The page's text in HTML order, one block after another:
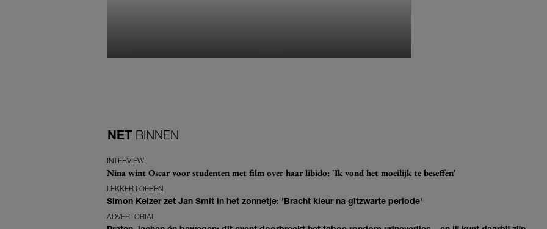
NET BINNEN
INTERVIEW
Nina wint Oscar voor studenten met film over haar libido: 'Ik vond het moeilijk te beseffen'
LEKKER LOEREN
Simon Keizer zet Jan Smit in het zonnetje: 'Bracht kleur na gitzwarte periode'
ADVERTORIAL